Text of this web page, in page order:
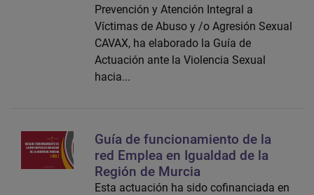
Prevención y Atención Integral a
Víctimas de Abuso y /o Agresión Sexual
CAVAX, ha elaborado la Guía de
Actuación ante la Violencia Sexual
hacia...
Guía de funcionamiento de la
red Emplea en Igualdad de la
Región de Murcia
Esta actuación ha sido cofinanciada en